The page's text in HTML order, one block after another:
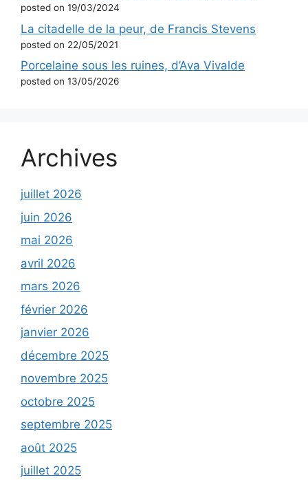
posted on 19/03/2024
La citadelle de la peur, de Francis Stevens
posted on 22/05/2021
Porcelaine sous les ruines, d’Ava Vivalde
posted on 13/05/2026
Archives
juillet 2026
juin 2026
mai 2026
avril 2026
mars 2026
février 2026
janvier 2026
décembre 2025
novembre 2025
octobre 2025
septembre 2025
août 2025
juillet 2025